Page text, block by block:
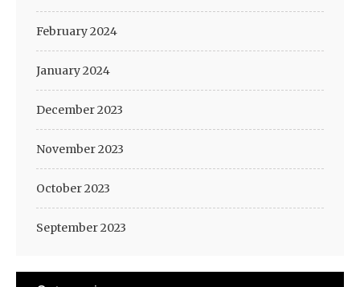
February 2024
January 2024
December 2023
November 2023
October 2023
September 2023